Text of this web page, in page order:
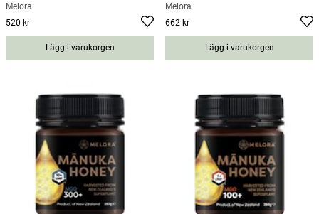
Melora
Pris:
520 kr
Lägg i varukorgen
Melora
Pris:
662 kr
Lägg i varukorgen